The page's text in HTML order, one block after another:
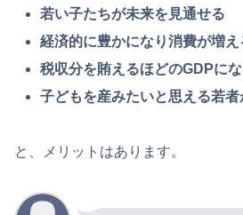
若い子たちが未来を見通せる
経済的に豊かになり消費が増え
税収分を賄えるほどのGDPに
子どもを産みたいと思える若者
と、メリットはあります。